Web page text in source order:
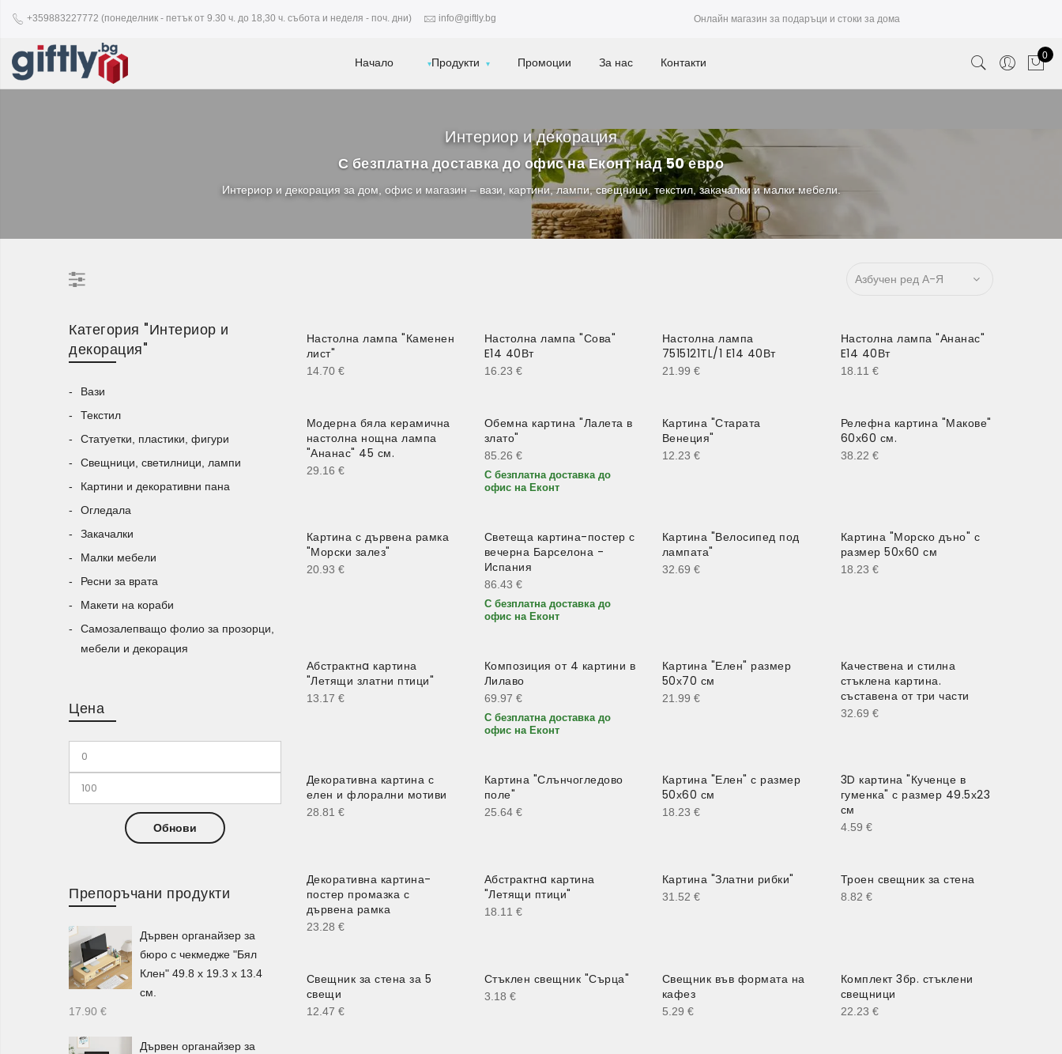
+359883227772 (понеделник - петък от 9.30 ч. до 18,30 ч. събота и неделя - поч. дни) info@giftly.bg Онлайн магазин за подаръци и стоки за дома
Начало Продукти Промоции За нас Контакти 0
Интериор и декорация
С безплатна доставка до офис на Еконт над 50 евро
Интериор и декорация за дом, офис и магазин – вази, картини, лампи, свещници, текстил, закачалки и малки мебели.
Настолна лампа "Каменен
лист"
14.70 €
Настолна лампа "Сова"
E14 40Вт
16.23 €
Настолна лампа
7515121TL/1 E14 40Вт
21.99 €
Настолна лампа "Ананас"
E14 40Вт
18.11 €
Модерна бяла керамична
настолна нощна лампа
"Ананас" 45 см.
29.16 €
Обемна картина "Лалета в
злато"
85.26 €
С безплатна доставка до
офис на Еконт
Картина "Старата
Венеция"
12.23 €
Релефна картина "Макове"
60х60 см.
38.22 €
Картина с дървена рамка
"Морски залез"
20.93 €
Светеща картина-постер с
вечерна Барселона -
Испания
86.43 €
С безплатна доставка до
офис на Еконт
Картина "Велосипед под
лампата"
32.69 €
Картина "Морско дъно" с
размер 50х60 см
18.23 €
Абстрактнa картина
"Летящи златни птици"
13.17 €
Композиция от 4 картини в
Лилаво
69.97 €
С безплатна доставка до
офис на Еконт
Картина "Елен" размер
50х70 см
21.99 €
Качествена и стилна
стъклена картина.
съставена от три части
32.69 €
Декоративна картина с
елен и флорални мотиви
28.81 €
Картина "Слънчогледово
поле"
25.64 €
Картина "Елен" с размер
50х60 см
18.23 €
3D картина "Кученце в
гуменка" с размер 49.5х23
см
4.59 €
Декоративна картина-
постер промазка с
дървена рамка
23.28 €
Абстрактнa картина
"Летящи птици"
18.11 €
Картина "Златни рибки"
31.52 €
Троен свещник за стена
8.82 €
Свещник за стена за 5
свещи
12.47 €
Стъклен свещник "Сърца"
3.18 €
Свещник във формата на
кафез
5.29 €
Комплект 3бр. стъклени
свещници
22.23 €
Категория "Интериор и
декорация"
Вази
Текстил
Статуетки, пластики, фигури
Свещници, светилници, лампи
Картини и декоративни пана
Огледала
Закачалки
Малки мебели
Ресни за врата
Макети на кораби
Самозалепващо фолио за прозорци,
мебели и декорация
Цена
Обнови
Препоръчани продукти
Дървен органайзер за
бюро с чекмедже "Бял
Клен" 49.8 х 19.3 х 13.4
см.
17.90 €
Дървен органайзер за